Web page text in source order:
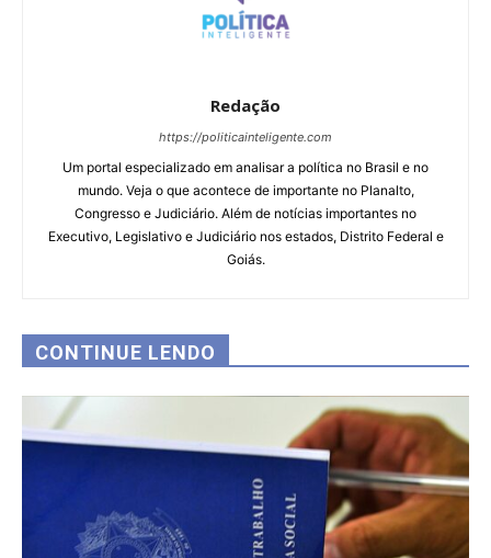
Redação
https://politicainteligente.com
Um portal especializado em analisar a política no Brasil e no
mundo. Veja o que acontece de importante no Planalto,
Congresso e Judiciário. Além de notícias importantes no
Executivo, Legislativo e Judiciário nos estados, Distrito Federal e
Goiás.
CONTINUE LENDO